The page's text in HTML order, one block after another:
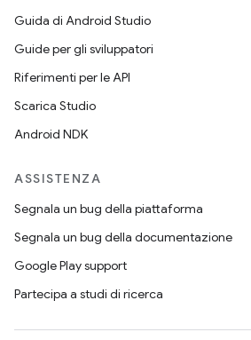
Guida di Android Studio
Guide per gli sviluppatori
Riferimenti per le API
Scarica Studio
Android NDK
ASSISTENZA
Segnala un bug della piattaforma
Segnala un bug della documentazione
Google Play support
Partecipa a studi di ricerca